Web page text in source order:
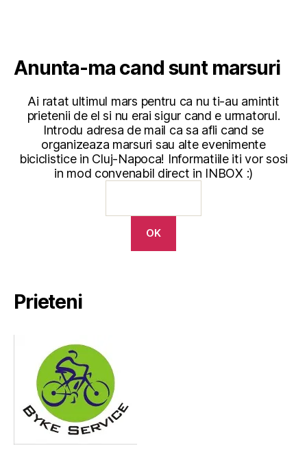
Anunta-ma cand sunt marsuri
Ai ratat ultimul mars pentru ca nu ti-au amintit
prietenii de el si nu erai sigur cand e urmatorul.
Introdu adresa de mail ca sa afli cand se
organizeaza marsuri sau alte evenimente
biciclistice in Cluj-Napoca! Informatiile iti vor sosi
in mod convenabil direct in INBOX :)
Prieteni